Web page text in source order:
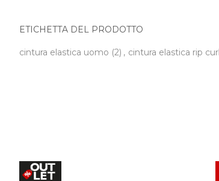
ETICHETTA DEL PRODOTTO
cintura elastica uomo (2) , cintura elastica rip curl